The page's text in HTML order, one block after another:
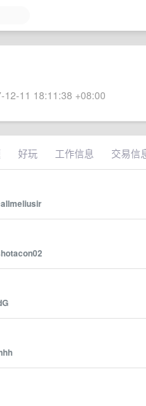
12-11 18:11:38 +08:00
好玩 工作信息 交易信